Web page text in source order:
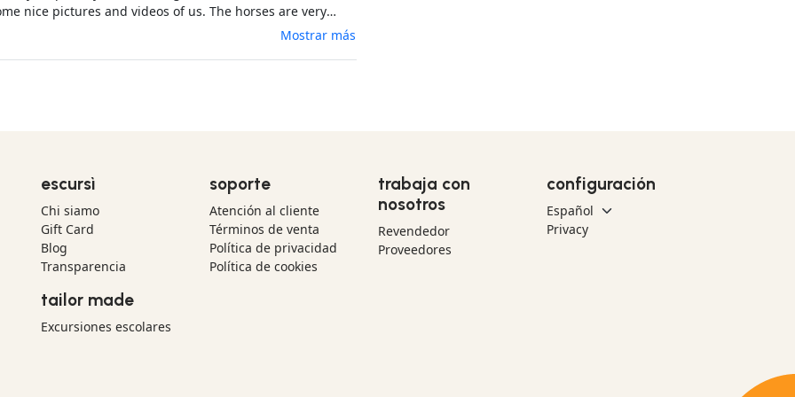
nice pictures and videos of us. The horses are very
look good and healthy. It was a 10/10 experience. I would
Mostrar más
escursì
Chi siamo
Gift Card
Blog
Transparencia
tailor made
Excursiones escolares
soporte
Atención al cliente
Términos de venta
Política de privacidad
Política de cookies
trabaja con
nosotros
Revendedor
Proveedores
configuración
Privacy